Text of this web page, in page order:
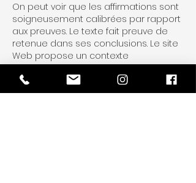
On peut voir que les affirmations sont
soigneusement calibrées par rapport
aux preuves. Le texte fait preuve de
retenue dans ses conclusions. Le site
Web propose un contexte
supplémentaire utile pour la
discussion. La mise à l'échelle
comportementale est montrée via